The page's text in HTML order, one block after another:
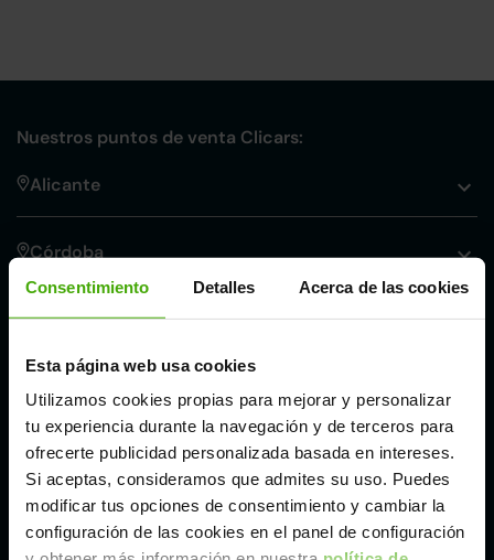
Consentimiento Detalles Acerca de las cookies
Esta página web usa cookies
Utilizamos cookies propias para mejorar y personalizar
tu experiencia durante la navegación y de terceros para
ofrecerte publicidad personalizada basada en intereses.
Si aceptas, consideramos que admites su uso. Puedes
modificar tus opciones de consentimiento y cambiar la
configuración de las cookies en el panel de configuración
Nuestros puntos de venta Clicars:
Alicante
Córdoba
Madrid
Valencia
Zaragoza